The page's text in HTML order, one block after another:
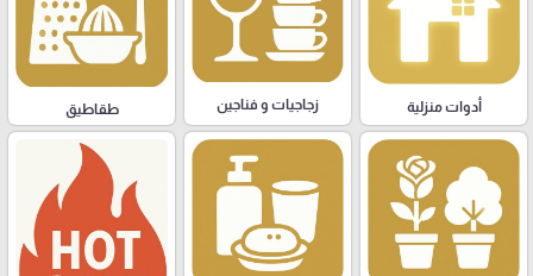
أدوات منزلية زجاجيات و فناجين طقاطيق